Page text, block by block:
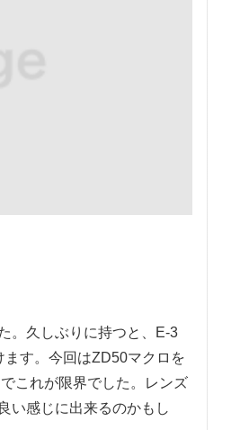
。久しぶりに持つと、E-3
す。今回はZD50マクロを
これが限界でした。レンズ
い感じに出来るのかもし